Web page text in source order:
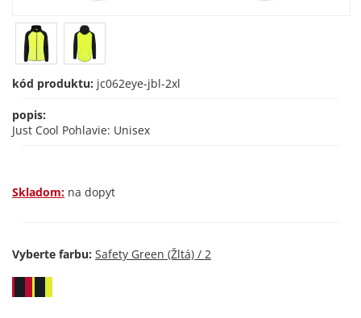
kód produktu: jc062eye-jbl-2xl
popis:
Just Cool Pohlavie: Unisex
Skladom: na dopyt
Vyberte farbu: